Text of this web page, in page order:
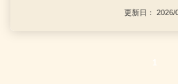
更新日：
1